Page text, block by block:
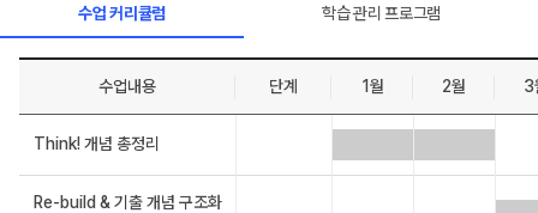
수업 커리큘럼 학습 관리 프로그램
수업내용 단계 1월 2월 3
Think! 개념 총정리
Re-build & 기출 개념 구조화